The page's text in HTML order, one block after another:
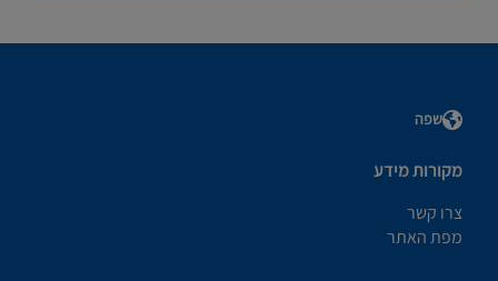
שפה
מקורות מידע
צרו קשר
מפת האתר